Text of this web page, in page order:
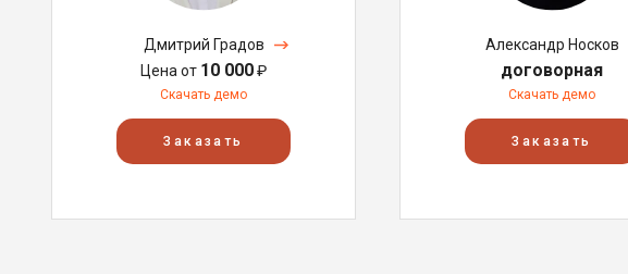
Дмитрий Градов
Цена от 10 000₽
Скачать демо
Заказать
Александр Носков
договорная
Скачать демо
Заказать